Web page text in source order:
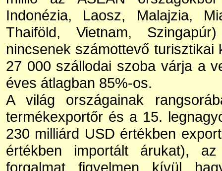
Indonézia, Laosz, Malajzia,
Thaiföld, Vietnam,
nincsenek számottevő turisztikai
27 000 szállodai szoba várja a
éves átlagban 85%-os.
A világ országainak
termékexportőr és a 15.
230 milliárd USD értékben
értékben importált árukat),
forgalmat figyelmen kívül